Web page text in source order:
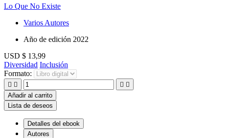
Lo Que No Existe
Varios Autores
Año de edición 2022
USD $ 13,99
Diversidad Inclusión
Formato:
   
Añadir al carrito
Lista de deseos
Detalles del ebook
Autores